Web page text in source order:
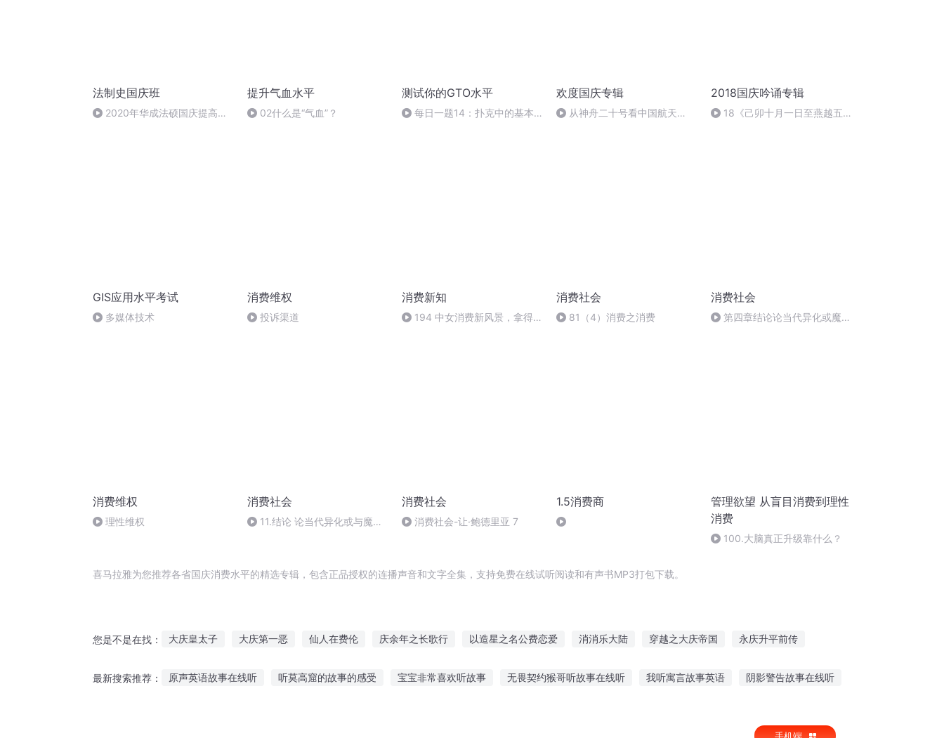
法制史国庆班
2020年华成法硕国庆提高班
提升气血水平
02什么是“气血”？
测试你的GTO水平
每日一题14：扑克中的基本
欢度国庆专辑
从神舟二十号看中国航天
2018国庆吟诵专辑
18《己卯十月一日至燕越五
GIS应用水平考试
多媒体技术
消费维权
投诉渠道
消费新知
194 中女消费新风景，拿得
消费社会
81（4）消费之消费
消费社会
第四章结论论当代异化或魔鬼
消费维权
理性维权
消费社会
11.结论 论当代异化或与魔鬼
消费社会
消费社会-让·鲍德里亚 7
1.5消费商
管理欲望 从盲目消费到理性
消费
100.大脑真正升级靠什么？
喜马拉雅为您推荐各省国庆消费水平的精选专辑，包含正品授权的连播声音和文字全集，支持免费在线试听阅读和有声书MP3打包下载。
您是不是在找： 大庆皇太子 大庆第一恶 仙人在费伦 庆余年之长歌行 以造星之名公费恋爱 消消乐大陆 穿越之大庆帝国 永庆升平前传
最新搜索推荐： 原声英语故事在线听 听莫高窟的故事的感受 宝宝非常喜欢听故事 无畏契约猴哥听故事在线听 我听寓言故事英语 阴影警告故事在线听